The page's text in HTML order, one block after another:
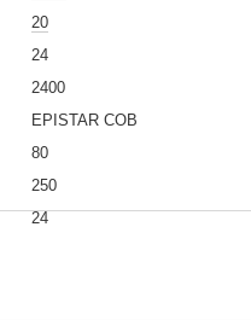
20
24
2400
EPISTAR COB
80
250
24